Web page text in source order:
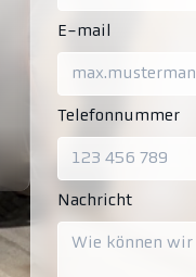
E-mail
Telefonnummer
Nachricht